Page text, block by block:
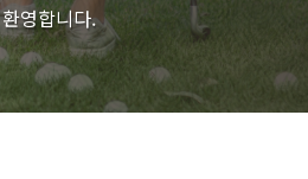
영합니다.